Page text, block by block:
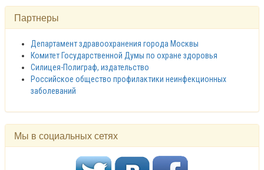
Партнеры
Департамент здравоохранения города Москвы
Комитет Государственной Думы по охране здоровья
Силицея-Полиграф, издательство
Российское общество профилактики неинфекционных
заболеваний
Мы в социальных сетях